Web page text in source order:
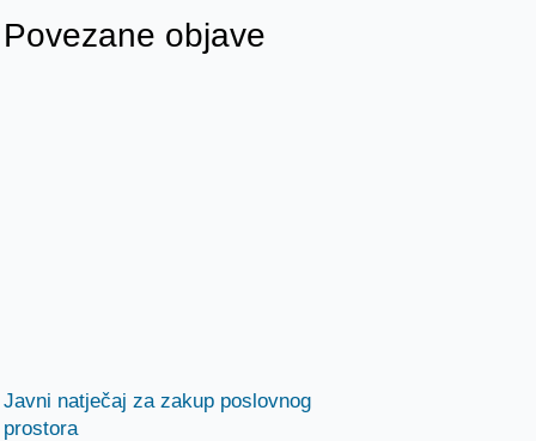
Povezane objave
Javni natječaj za zakup poslovnog
prostora